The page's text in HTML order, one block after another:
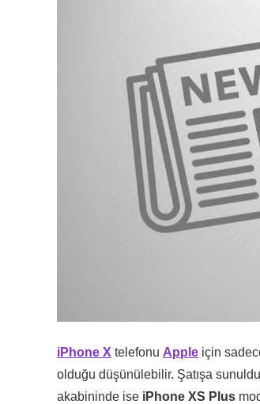
iPhone X telefonu Apple için
olduğu düşünülebilir. Şatışa
akabininde ise iPhone XS Plus